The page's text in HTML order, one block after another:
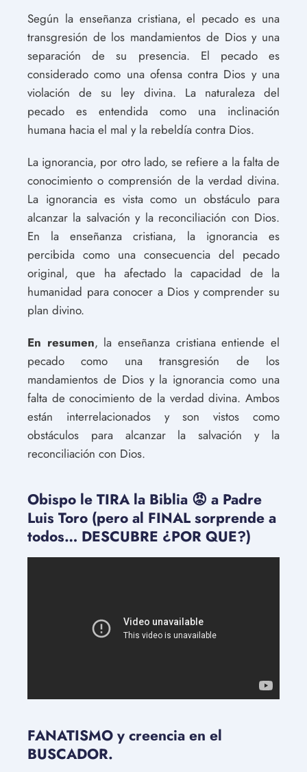
Según la enseñanza cristiana, el pecado es una
transgresión de los mandamientos de Dios y una
separación de su presencia. El pecado es
considerado como una ofensa contra Dios y una
violación de su ley divina. La naturaleza del
pecado es entendida como una inclinación
humana hacia el mal y la rebeldía contra Dios.
La ignorancia, por otro lado, se refiere a la falta de
conocimiento o comprensión de la verdad divina.
La ignorancia es vista como un obstáculo para
alcanzar la salvación y la reconciliación con Dios.
En la enseñanza cristiana, la ignorancia es
percibida como una consecuencia del pecado
original, que ha afectado la capacidad de la
humanidad para conocer a Dios y comprender su
plan divino.
En resumen, la enseñanza cristiana entiende el
pecado como una transgresión de los
mandamientos de Dios y la ignorancia como una
falta de conocimiento de la verdad divina. Ambos
están interrelacionados y son vistos como
obstáculos para alcanzar la salvación y la
reconciliación con Dios.
Obispo le TIRA la Biblia 😡 a Padre
Luis Toro (pero al FINAL sorprende a
todos… DESCUBRE ¿POR QUE?)
FANATISMO y creencia en el
BUSCADOR.